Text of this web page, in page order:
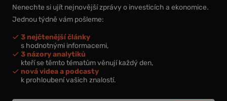
Nenechte si ujít nejnovější zprávy o investicích a ekonomice.
Jednou týdně vám pošleme:
3 nejčtenější články
s hodnotnými informacemi,
3 názory analytiků
kteří se těmto tématům věnují každý den,
nová videa a podcasty
k prohloubení vašich znalostí.